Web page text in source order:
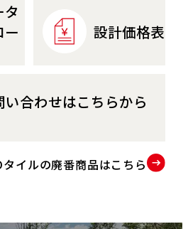
ー
設計価格表
い合わせはこちらから
タイルの廃番商品はこちら